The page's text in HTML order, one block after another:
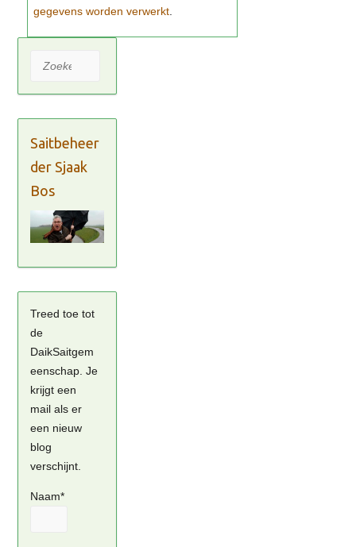
gegevens worden verwerkt
Zoeken
Saitbeheer
der Sjaak
Bos
Treed toe tot
de
DaikSaitgem
eenschap. Je
krijgt een
mail als er
een nieuw
blog
verschijnt.
Naam*